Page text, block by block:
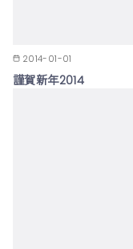
2014-01-01
謹賀新年2014